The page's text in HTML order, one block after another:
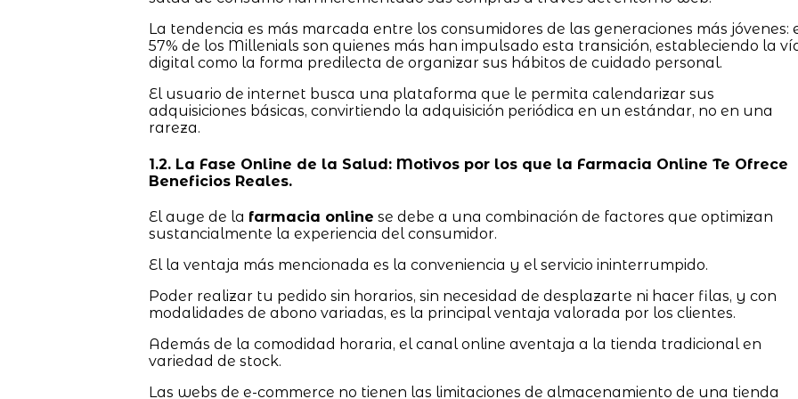
La tendencia es más marcada entre los consumidores de las generaciones más jóvenes:
57% de los Millenials son quienes más han impulsado esta transición, estableciendo la
digital como la forma predilecta de organizar sus hábitos de cuidado personal.
El usuario de internet busca una plataforma que le permita calendarizar sus
adquisiciones básicas, convirtiendo la adquisición periódica en un estándar, no en una
rareza.
1.2. La Fase Online de la Salud: Motivos por los que la Farmacia Online Te Ofrece
Beneficios Reales.
El auge de la farmacia online se debe a una combinación de factores que optimizan
sustancialmente la experiencia del consumidor.
El la ventaja más mencionada es la conveniencia y el servicio ininterrumpido.
Poder realizar tu pedido sin horarios, sin necesidad de desplazarte ni hacer filas, y con
modalidades de abono variadas, es la principal ventaja valorada por los clientes.
Además de la comodidad horaria, el canal online aventaja a la tienda tradicional en
variedad de stock.
Las webs de e-commerce no tienen las limitaciones de almacenamiento de una tienda